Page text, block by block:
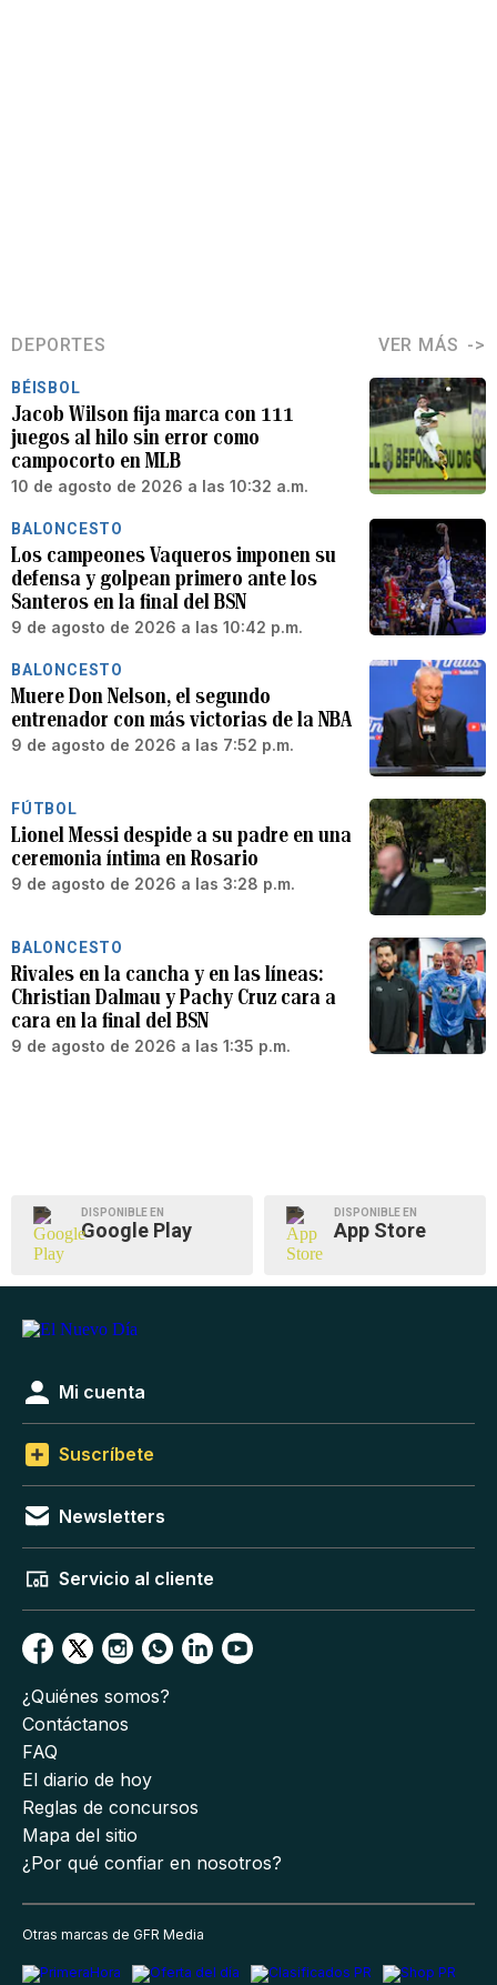
DEPORTES VER MÁS
BÉISBOL
Jacob Wilson fija marca con 111
juegos al hilo sin error como
campocorto en MLB
10 de agosto de 2026 a las 10:32 a.m.
BALONCESTO
Los campeones Vaqueros imponen su
defensa y golpean primero ante los
Santeros en la final del BSN
9 de agosto de 2026 a las 10:42 p.m.
BALONCESTO
Muere Don Nelson, el segundo
entrenador con más victorias de la NBA
9 de agosto de 2026 a las 7:52 p.m.
FÚTBOL
Lionel Messi despide a su padre en una
ceremonia íntima en Rosario
9 de agosto de 2026 a las 3:28 p.m.
BALONCESTO
Rivales en la cancha y en las líneas:
Christian Dalmau y Pachy Cruz cara a
cara en la final del BSN
9 de agosto de 2026 a las 1:35 p.m.
DISPONIBLE EN
Google Play
DISPONIBLE EN
App Store
Mi cuenta
Suscríbete
Newsletters
Servicio al cliente
¿Quiénes somos?
Contáctanos
FAQ
El diario de hoy
Reglas de concursos
Mapa del sitio
¿Por qué confiar en nosotros?
Otras marcas de GFR Media